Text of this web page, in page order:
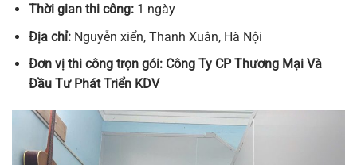
Thời gian thi công:1 ngày
Địa chỉ:Nguyễn xiển, Thanh Xuân, Hà Nội
Đơn vị thi công trọn gói: Công Ty CP Thương Mại Và
Đầu Tư Phát Triển KDV